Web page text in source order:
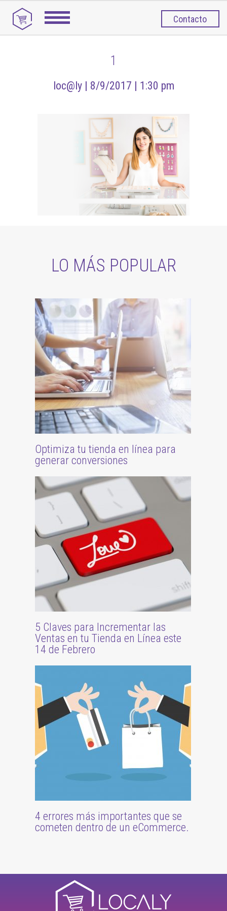
Contacto
1
loc@ly | 8/9/2017 | 1:30 pm
LO MÁS POPULAR
Optimiza tu tienda en línea para
generar conversiones
5 Claves para Incrementar las
Ventas en tu Tienda en Línea este
14 de Febrero
4 errores más importantes que se
cometen dentro de un eCommerce.